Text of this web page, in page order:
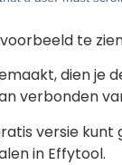
voorbeeld te
dien je
verbonden
versie
in Effytool.